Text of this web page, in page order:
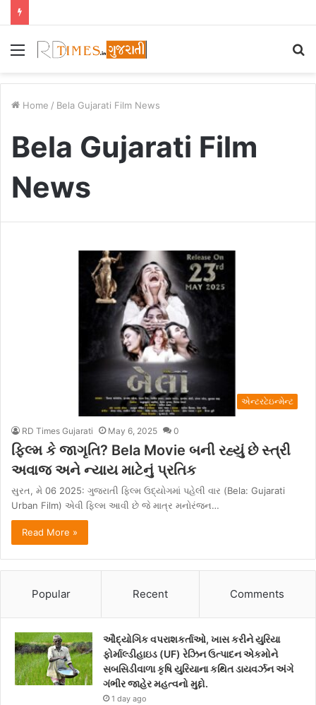
Menu
Home / Bela Gujarati Film News
Bela Gujarati Film
News
એન્ટરટેઇન્મેન્ટ
RD Times Gujarati May 6, 2025 0
ફિલ્મ કે જાગૃતિ? Bela Movie બની રહ્યું છે સ્ત્રી
અવાજ અને ન્યાય માટેનું પ્રતિક
સુરત, મે 06 2025: ગુજરાતી ફિલ્મ ઉદ્યોગમાં પહેલી વાર (Bela: Gujarati
Urban Film) એવી ફિલ્મ આવી છે જે માત્ર મનોરંજન…
Read More »
Popular Recent Comments
ઔદ્યોગિક વપરાશકર્તાઓ, ખાસ કરીને યુરિયા
ફોર્માલ્ડીહાઇડ (UF) રેઝિન ઉત્પાદન એકમોને
સબસિડીવાળા કૃષિ યુરિયાના કથિત ડાયવર્ઝન અંગે
ગંભીર જાહેર મહત્વનો મુદ્દો.
1 day ago